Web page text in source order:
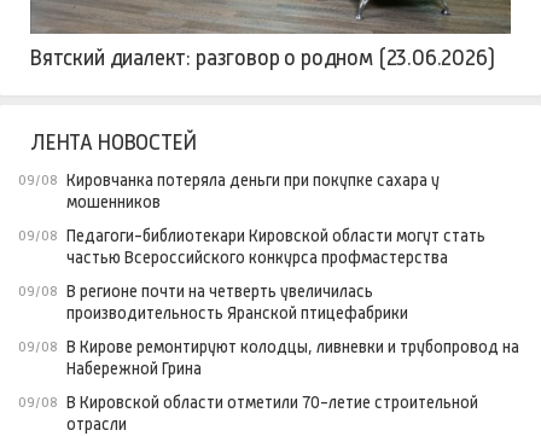
Вятский диалект: разговор о родном (23.06.2026)
ЛЕНТА НОВОСТЕЙ
09/08 Кировчанка потеряла деньги при покупке сахара у
мошенников
09/08 Педагоги-библиотекари Кировской области могут стать
частью Всероссийского конкурса профмастерства
09/08 В регионе почти на четверть увеличилась
производительность Яранской птицефабрики
09/08 В Кирове ремонтируют колодцы, ливневки и трубопровод на
Набережной Грина
09/08 В Кировской области отметили 70-летие строительной
отрасли